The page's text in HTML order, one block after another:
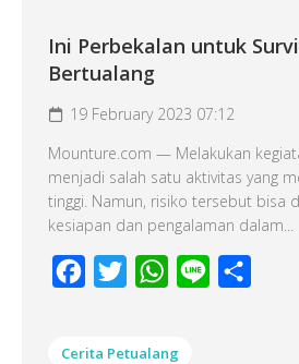
Ini Perbekalan untuk
Bertualang
19 February 2023 07:12
Mounture.com — Melakukan
menjadi salah satu aktivitas yang
tinggi. Namun, risiko tersebut bisa
kesiapan dan pengalaman dalam...
Facebook
Twitter WhatsApp
Line
Cerita Petualang